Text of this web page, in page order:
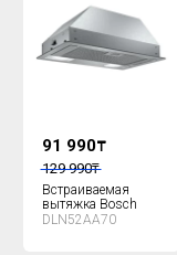
91 990₸
129 990₸
Встраиваемая
вытяжка Bosch
DLN52AA70